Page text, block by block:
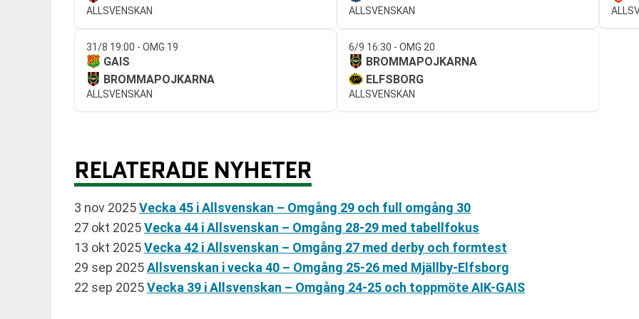
ALLSVENSKAN ALLSVENSKAN
31/8 19:00 - OMG 19
GAIS
BROMMAPOJKARNA
ALLSVENSKAN
6/9 16:30 - OMG 20
BROMMAPOJKARNA
ELFSBORG
ALLSVENSKAN
RELATERADE NYHETER
3 nov 2025Vecka 45 i Allsvenskan – Omgång 29 och full omgång 30
27 okt 2025Vecka 44 i Allsvenskan – Omgång 28-29 med tabellfokus
13 okt 2025Vecka 42 i Allsvenskan – Omgång 27 med derby och formtest
29 sep 2025Allsvenskan i vecka 40 – Omgång 25-26 med Mjällby-Elfsborg
22 sep 2025Vecka 39 i Allsvenskan – Omgång 24-25 och toppmöte AIK-GAIS